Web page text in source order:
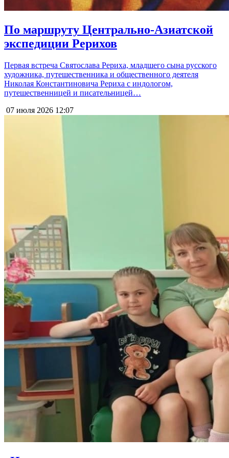
По маршруту Центрально-Азиатской
экспедиции Рерихов
Первая встреча Святослава Рериха, младшего сына русского
художника, путешественника и общественного деятеля
Николая Константиновича Рериха с индологом,
путешественницей и писательницей…
07 июля 2026 12:07